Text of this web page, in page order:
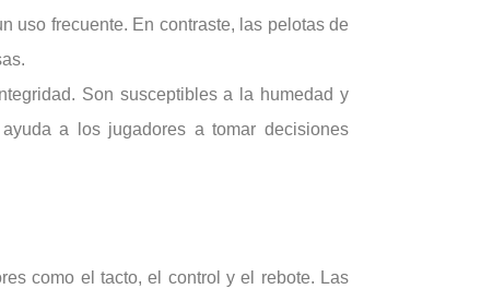
uso frecuente. En contraste, las pelotas de
Son susceptibles a la humedad y
a los jugadores a tomar decisiones
como el tacto, el control y el rebote. Las